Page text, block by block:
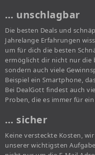
… unschlagbar
Die besten Deals und
Jahrelange Erfahrungen
um für dich die besten
ermöglicht dir nicht nur die
sondern auch viele
Beispiel ein Smartphone,
Bei DealGott findest auch
Proben, die es immer für
… sicher
Keine versteckte Kosten,
unserer wichtigsten